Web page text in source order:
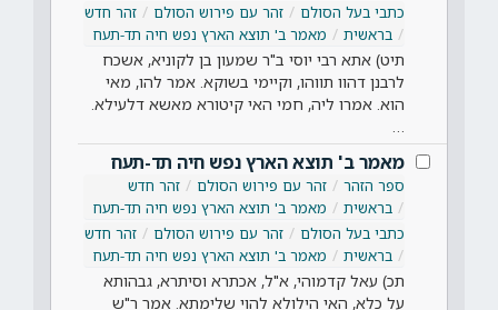
כתבי בעל הסולם
זהר עם פירוש הסולם
זהר חדש
בראשית
מאמר ב' תוצא הארץ נפש חיה תד-תעח
תיט) אתא רבי יוסי ב"ר שמעון בן לקוניא, אשכח
לרבנן דהוו תווהו, וקיימי בשוקא. אמר להו, מאי
הוא. אמרו ליה, חמי האי קיטורא מאשא דלעילא.
מאמר ב' תוצא הארץ נפש חיה תד-תעח
ספר הזהר זהר עם פירוש הסולם
זהר חדש
בראשית
מאמר ב' תוצא הארץ נפש חיה תד-תעח
כתבי בעל הסולם
זהר עם פירוש הסולם
זהר חדש
בראשית
מאמר ב' תוצא הארץ נפש חיה תד-תעח
תכ) עאל קדמוהי, א"ל, אכתרא וסיתרא, גבהותא
על כלא, האי הילולא להוי שלימתא. אמר ר"ש